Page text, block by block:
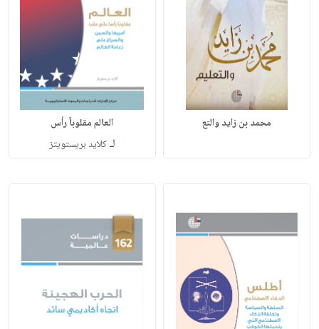
محمد بن زايد والتع العالم مقلوباً رأس
لـكلايد بريستويتز